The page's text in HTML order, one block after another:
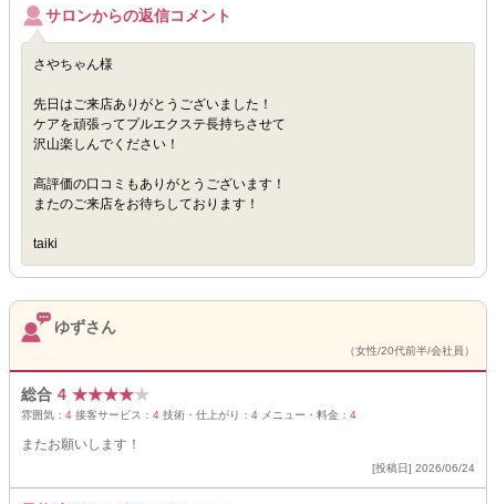
サロンからの返信コメント
さやちゃん様
先日はご来店ありがとうございました！
ケアを頑張ってプルエクステ長持ちさせて
沢山楽しんでください！
高評価の口コミもありがとうございます！
またのご来店をお待ちしております！
taiki
ゆずさん
（女性/20代前半/会社員）
総合 4 ★★★★★
雰囲気： 4 接客サービス： 4 技術・仕上がり： 4 メニュー・料金： 4
またお願いします！
[投稿日] 2026/06/24